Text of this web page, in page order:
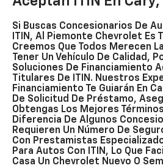
Si Buscas Concesionarios De
ITIN, Al Piemonte Chevrolet Es
Creemos Que Todos Merecen
Tener Un Vehículo De Calidad,
Soluciones De Financiamiento
Titulares De ITIN. Nuestros
Financiamiento Te Guiarán En
De Solicitud De Préstamo,
Obtengas Los Mejores
Diferencia De Algunos
Requieren Un Número De
Con Prestamistas
Para Autos Con ITIN, Lo Que
Casa Un Chevrolet Nuevo O